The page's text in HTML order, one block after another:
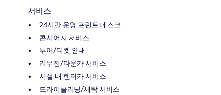
서비스
24시간 운영 프런트 데스크
콘시어지 서비스
투어/티켓 안내
리무진/타운카 서비스
시설 내 렌터카 서비스
드라이클리닝/세탁 서비스